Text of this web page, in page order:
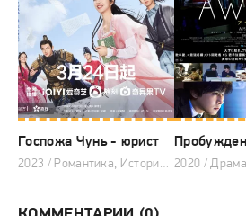
Госпожа Чунь - юрист
2023 / Романтика, Исторический, Мистика, Китайские дорамы